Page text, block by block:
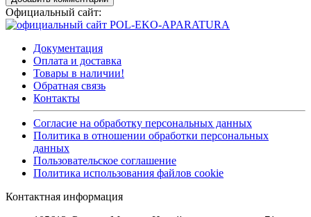
Официальный сайт:
Документация
Оплата и доставка
Товары в наличии!
Обратная связь
Контакты
Согласие на обработку персональных данных
Политика в отношении обработки персональных
данных
Пользовательское соглашение
Политика использования файлов cookie
Контактная информация